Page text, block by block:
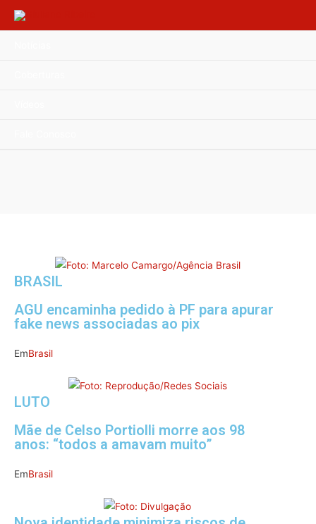
BRASIL
AGU encaminha pedido à PF para apurar
fake news associadas ao pix
EmBrasil
LUTO
Mãe de Celso Portiolli morre aos 98
anos: “todos a amavam muito”
EmBrasil